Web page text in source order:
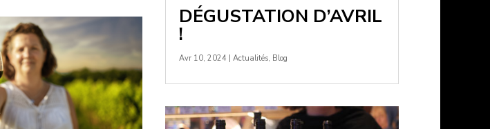
DÉGUSTATION D’AVRIL
!
Avr 10, 2024 Actualités, Blog